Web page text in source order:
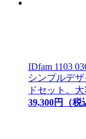
IDfam 1103
シンプルデ
ドセット。
39,300円（税